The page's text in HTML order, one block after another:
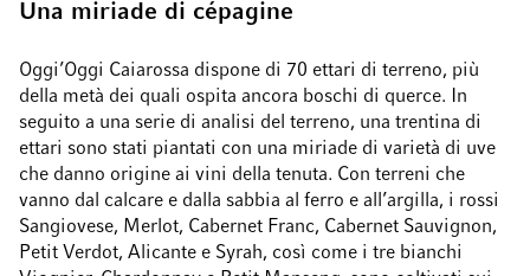
Una miriade di cépagine
Oggi’Oggi Caiarossa dispone di 70 ettari di terreno, più
della metà dei quali ospita ancora boschi di querce. In
seguito a una serie di analisi del terreno, una trentina di
ettari sono stati piantati con una miriade di varietà di uve
che danno origine ai vini della tenuta. Con terreni che
vanno dal calcare e dalla sabbia al ferro e all’argilla, i rossi
Sangiovese, Merlot, Cabernet Franc, Cabernet Sauvignon,
Petit Verdot, Alicante e Syrah, così come i tre bianchi